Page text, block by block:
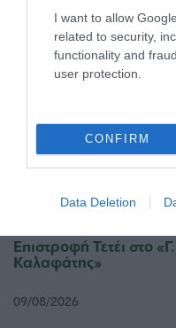
I want to allow
related to security,
functionality and
user protection.
CONFIRM
Data Deletion
Λόπεθ (90’
Επιστροφή Τετέι στο «Γ.
Καλαφάτης»
09/08/2026